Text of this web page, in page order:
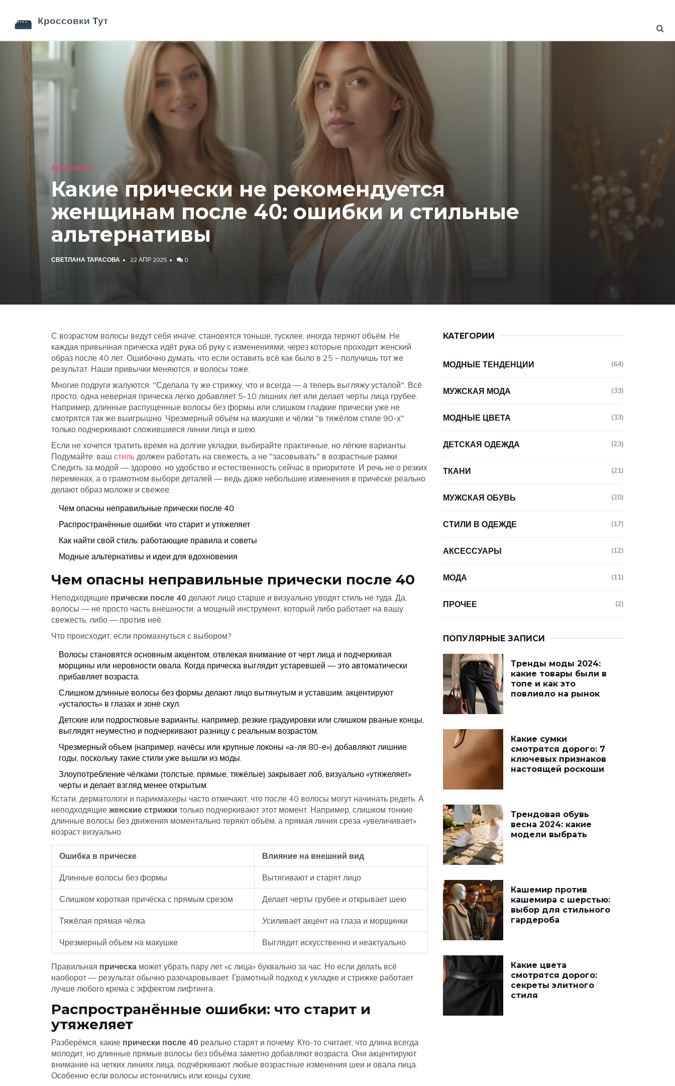
АКСЕССУАРЫ
Какие прически не рекомендуется
женщинам после 40: ошибки и стильные
альтернативы
СВЕТЛАНА ТАРАСОВА 22 АПР 2025 0
С возрастом волосы ведут себя иначе: становятся тоньше, тусклее, иногда теряют объём. Не
каждая привычная прическа идёт рука об руку с изменениями, через которые проходит женский
образ после 40 лет. Ошибочно думать, что если оставить всё как было в 25 – получишь тот же
результат. Наши привычки меняются, и волосы тоже.
Многие подруги жалуются: "Сделала ту же стрижку, что и всегда — а теперь выгляжу усталой". Всё
просто: одна неверная прическа легко добавляет 5-10 лишних лет или делает черты лица грубее.
Например, длинные распущенные волосы без формы или слишком гладкие прически уже не
смотрятся так же выигрышно. Чрезмерный объём на макушке и чёлки "в тяжёлом стиле 90-х"
только подчеркивают сложившиеся линии лица и шею.
Если не хочется тратить время на долгие укладки, выбирайте практичные, но лёгкие варианты.
Подумайте: ваш стиль должен работать на свежесть, а не "засовывать" в возрастные рамки.
Следить за модой — здорово, но удобство и естественность сейчас в приоритете. И речь не о резких
переменах, а о грамотном выборе деталей — ведь даже небольшие изменения в причёске реально
делают образ моложе и свежее.
Чем опасны неправильные прически после 40
Распространённые ошибки: что старит и утяжеляет
Как найти свой стиль: работающие правила и советы
Модные альтернативы и идеи для вдохновения
Чем опасны неправильные прически после 40
Неподходящие прически после 40 делают лицо старше и визуально уводят стиль не туда. Да,
волосы — не просто часть внешности, а мощный инструмент, который либо работает на вашу
свежесть, либо — против неё.
Что происходит, если промахнуться с выбором?
Волосы становятся основным акцентом, отвлекая внимание от черт лица и подчеркивая
морщины или неровности овала. Когда прическа выглядит устаревшей — это автоматически
прибавляет возраста.
Слишком длинные волосы без формы делают лицо вытянутым и уставшим, акцентируют
«усталость» в глазах и зоне скул.
Детские или подростковые варианты, например, резкие градуировки или слишком рваные концы,
выглядят неуместно и подчеркивают разницу с реальным возрастом.
Чрезмерный объем (например, начёсы или крупные локоны «а-ля 80-е») добавляют лишние
годы, поскольку такие стили уже вышли из моды.
Злоупотребление чёлками (толстые, прямые, тяжёлые) закрывает лоб, визуально «утяжеляет»
черты и делает взгляд менее открытым.
Кстати, дерматологи и парикмахеры часто отмечают, что после 40 волосы могут начинать редеть. А
неподходящие женские стрижки только подчеркивают этот момент. Например, слишком тонкие
длинные волосы без движения моментально теряют объём, а прямая линия среза «увеличивает»
возраст визуально.
Ошибка в прическе Влияние на внешний вид
Длинные волосы без формы Вытягивают и старят лицо
Слишком короткая причёска с прямым срезом Делает черты грубее и открывает шею
Тяжёлая прямая чёлка Усиливает акцент на глаза и морщинки
Чрезмерный объем на макушке Выглядит искусственно и неактуально
Правильная прическа может убрать пару лет «с лица» буквально за час. Но если делать всё
наоборот — результат обычно разочаровывает. Грамотный подход к укладке и стрижке работает
лучше любого крема с эффектом лифтинга.
Распространённые ошибки: что старит и
утяжеляет
Разберёмся, какие прически после 40 реально старят и почему. Кто-то считает, что длина всегда
молодит, но длинные прямые волосы без объёма заметно добавляют возраста. Они акцентируют
внимание на четких линиях лица, подчёркивают любые возрастные изменения шеи и овала лица.
Особенно если волосы истончились или концы сухие.
КАТЕГОРИИ
МОДНЫЕ ТЕНДЕНЦИИ (64)
МУЖСКАЯ МОДА (33)
МОДНЫЕ ЦВЕТА (33)
ДЕТСКАЯ ОДЕЖДА (23)
ТКАНИ (21)
МУЖСКАЯ ОБУВЬ (20)
СТИЛИ В ОДЕЖДЕ (17)
АКСЕССУАРЫ (12)
МОДА (11)
ПРОЧЕЕ (2)
ПОПУЛЯРНЫЕ ЗАПИСИ
Тренды моды 2024:
какие товары были в
топе и как это
повлияло на рынок
Какие сумки
смотрятся дорого: 7
ключевых признаков
настоящей роскоши
Трендовая обувь
весна 2024: какие
модели выбрать
Кашемир против
кашемира с шерстью:
выбор для стильного
гардероба
Какие цвета
смотрятся дорого:
секреты элитного
стиля